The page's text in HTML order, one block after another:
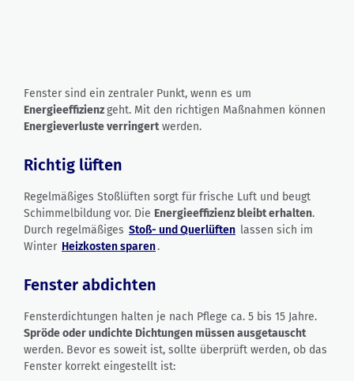
Fenster sind ein zentraler Punkt, wenn es um
Energieeffizienzgeht. Mit den richtigen Maßnahmen können
Energieverluste verringertwerden.
Richtig lüften
Regelmäßiges Stoßlüften sorgt für frische Luft und beugt
Schimmelbildung vor. Die Energieeffizienz bleibt erhalten.
Durch regelmäßiges Stoß- und Querlüften lassen sich im
Winter Heizkosten sparen.
Fenster abdichten
Fensterdichtungen halten je nach Pflege ca. 5 bis 15 Jahre.
Spröde oder undichte Dichtungen müssen ausgetauscht
werden. Bevor es soweit ist, sollte überprüft werden, ob das
Fenster korrekt eingestellt ist: